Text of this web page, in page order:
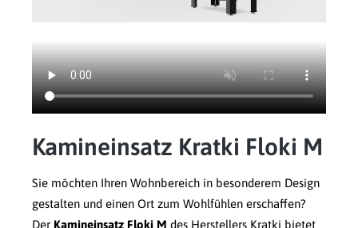
Kamineinsatz Kratki Floki M
Sie möchten Ihren Wohnbereich in besonderem Design
gestalten und einen Ort zum Wohlfühlen erschaffen?
Der Kamineinsatz Floki M des Herstellers Kratki bietet